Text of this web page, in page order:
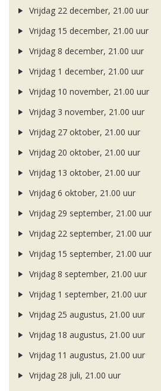
Vrijdag 22 december, 21.00 uur
Vrijdag 15 december, 21.00 uur
Vrijdag 8 december, 21.00 uur
Vrijdag 1 december, 21.00 uur
Vrijdag 10 november, 21.00 uur
Vrijdag 3 november, 21.00 uur
Vrijdag 27 oktober, 21.00 uur
Vrijdag 20 oktober, 21.00 uur
Vrijdag 13 oktober, 21.00 uur
Vrijdag 6 oktober, 21.00 uur
Vrijdag 29 september, 21.00 uur
Vrijdag 22 september, 21.00 uur
Vrijdag 15 september, 21.00 uur
Vrijdag 8 september, 21.00 uur
Vrijdag 1 september, 21.00 uur
Vrijdag 25 augustus, 21.00 uur
Vrijdag 18 augustus, 21.00 uur
Vrijdag 11 augustus, 21.00 uur
Vrijdag 28 juli, 21.00 uur